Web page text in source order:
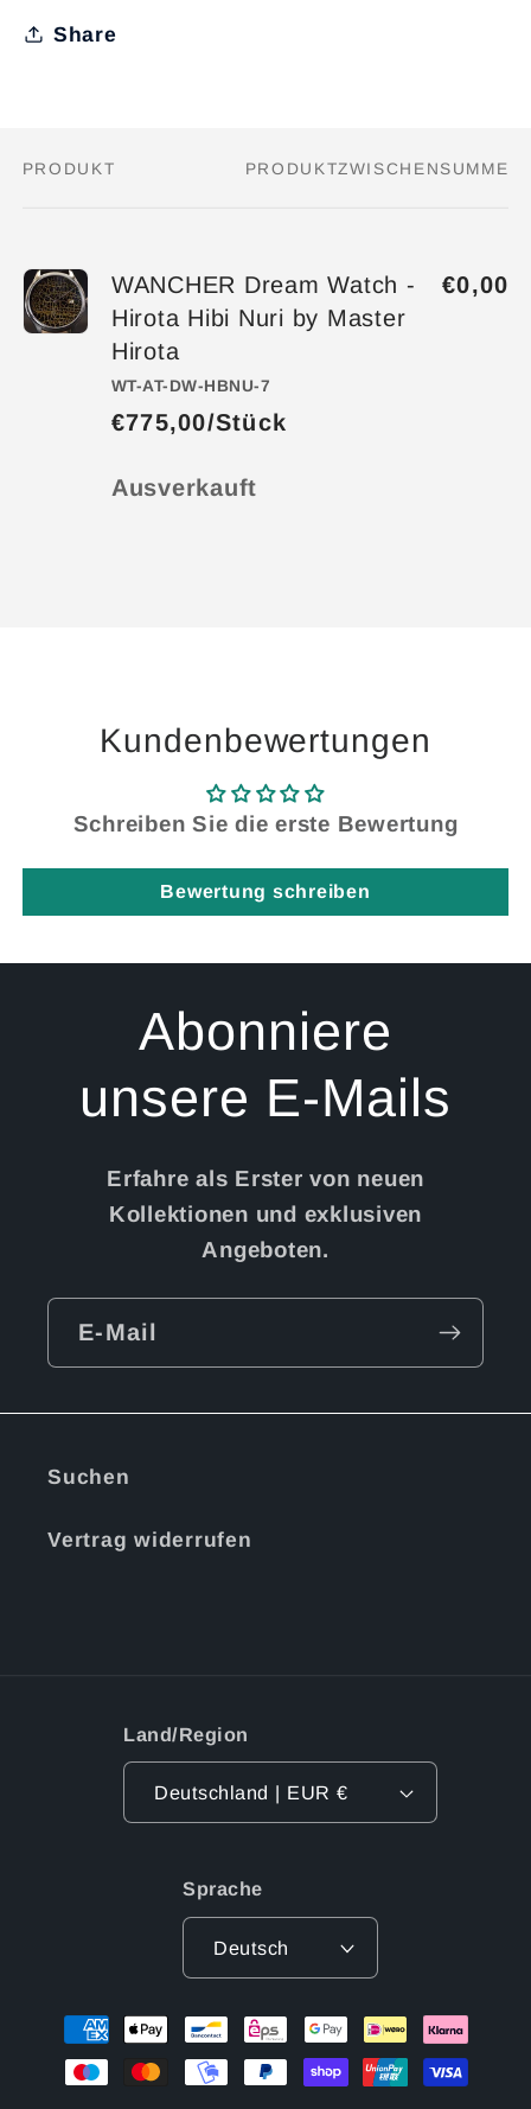
Share
Dein
PRODUKT PRODUKTZWISCHENSUMME
WANCHER Dream Watch -
Hirota Hibi Nuri by Master
Hirota
WT-AT-DW-HBNU-7
€775,00/Stück
€0,00
Anzahl
Ausverkauft
Kundenbewertungen
Schreiben Sie die erste Bewertung
Bewertung schreiben
Abonniere
unsere E-Mails
Erfahre als Erster von neuen
Kollektionen und exklusiven
Angeboten.
E-Mail
Suchen
Vertrag widerrufen
Land/Region
Deutschland | EUR €
Sprache
Deutsch
Zahlungsmethoden